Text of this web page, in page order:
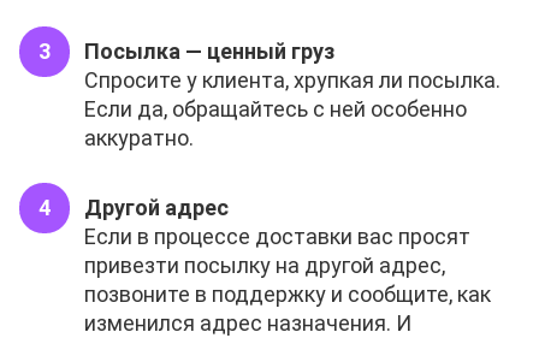
Посылка — ценный груз
Спросите у клиента, хрупкая ли посылка.
Если да, обращайтесь с ней особенно
аккуратно.
Другой адрес
Если в процессе доставки вас просят
привезти посылку на другой адрес,
позвоните в поддержку и сообщите, как
изменился адрес назначения. И